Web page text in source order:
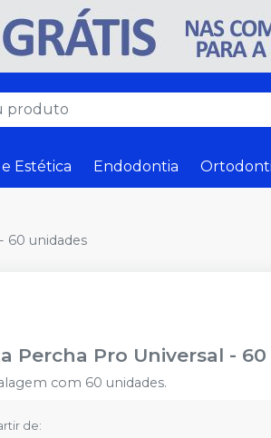
Estética Endodontia
60 unidades
Percha Pro Universal -
com 60 unidades.
de: